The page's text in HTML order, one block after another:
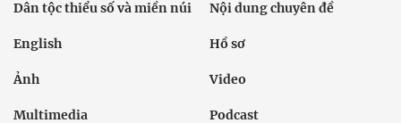
Dân tộc thiểu số và miền núi Nội dung chuyên đề
English Hồ sơ
Ảnh Video
Multimedia Podcast